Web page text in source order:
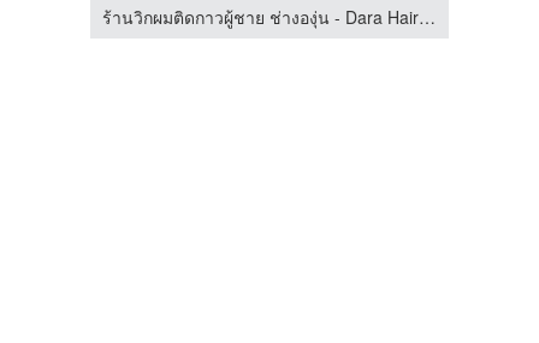
ร้านวิกผมติดกาวผู้ชาย ช่างองุ่น - Dara Hairwig